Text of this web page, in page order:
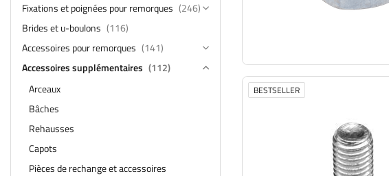
Fixations et poignées pour remorques (246)
Brides et u-boulons (116)
Accessoires pour remorques (141)
Accessoires supplémentaires (112)
Arceaux
Bâches
Rehausses
Capots
Pièces de rechange et accessoires
BESTSELLER